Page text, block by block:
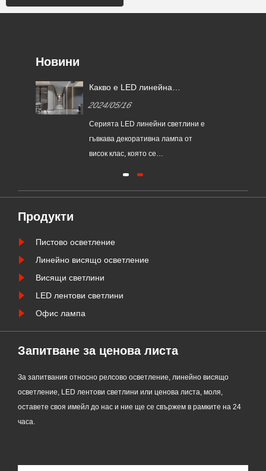
Новини
Какво е LED линейна
2024/05/16
Серията LED линейни светлини е
гъвкава декоративна лампа от
висок клас, която се
яркост, лесна за огъване, без
Продукти
Пистово осветление
Линейно висящо осветление
Висящи светлини
LED лентови светлини
Офис лампа
Запитване за ценова листа
За запитвания относно релсово осветление, линейно висящо
осветление, LED лентови светлини или ценова листа, моля,
оставете своя имейл до нас и ние ще се свържем в рамките на 24
часа.